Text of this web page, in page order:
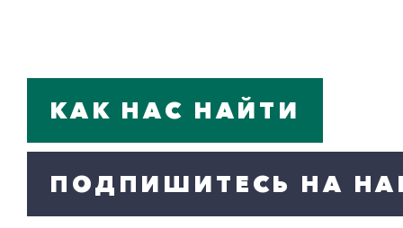
КАК НАС НАЙТИ
ПОДПИШИТЕСЬ НА